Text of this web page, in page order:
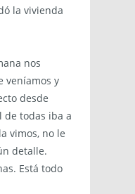
la vivienda
nos
veníamos y
desde
de todas iba a
vimos, no le
detalle.
Está todo